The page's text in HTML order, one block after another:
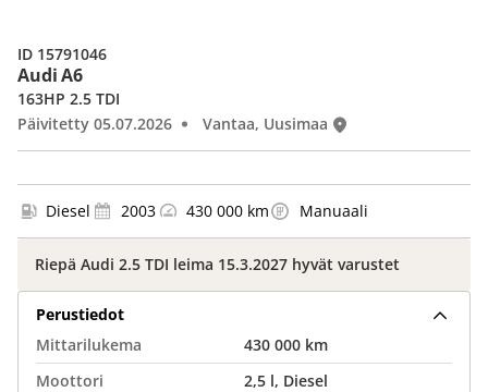
Audi A6
163HP 2.5 TDI
Päivitetty 05.07.2026
Vantaa, Uusimaa
ID 15791046
Diesel 2003 430 000 km Manuaali
Riepä Audi 2.5 TDI leima 15.3.2027 hyvät varustet
Perustiedot
Mittarilukema
430 000 km
Moottori
2,5 l, Diesel